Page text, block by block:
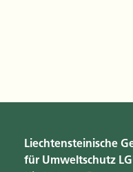
Liechtensteinische
für Umweltschutz